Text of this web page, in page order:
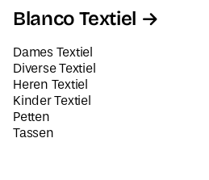
Blanco Textiel
Dames Textiel
Diverse Textiel
Heren Textiel
Kinder Textiel
Petten
Tassen